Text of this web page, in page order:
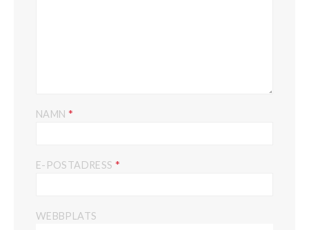
NAMN *
E-POSTADRESS *
WEBBPLATS